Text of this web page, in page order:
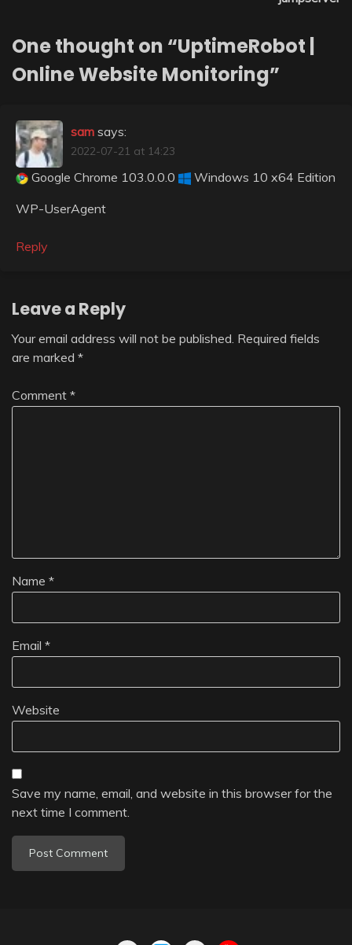
One thought on “UptimeRobot |
Online Website Monitoring”
sam says:
2022-07-21 at 14:23
Google Chrome 103.0.0.0
Windows 10 x64 Edition
WP-UserAgent
Reply
Leave a Reply
Your email address will not be published. Required fields
are marked *
Comment *
Name *
Email *
Website
Save my name, email, and website in this browser for the
next time I comment.